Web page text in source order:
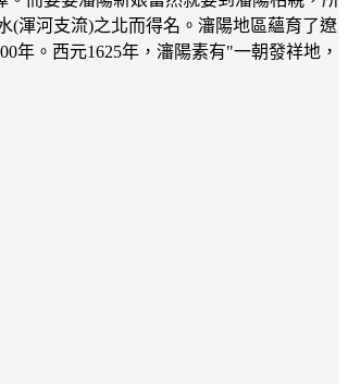
(渾河支流)之北而得名。瀋陽地區蘊育了遼
年。西元1625年，瀋陽素有"一朝發祥地，